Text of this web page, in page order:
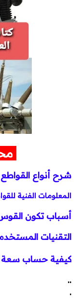
شرح أنواع
المعلومات الفنية
أسباب تكون القوس
التقنيات
كيفية حساب سعة
..
.